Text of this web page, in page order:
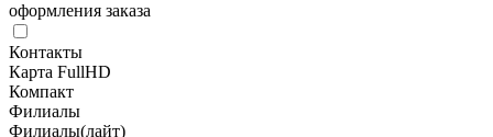
оформления заказа
Контакты
Карта FullHD
Компакт
Филиалы
Филиалы(лайт)